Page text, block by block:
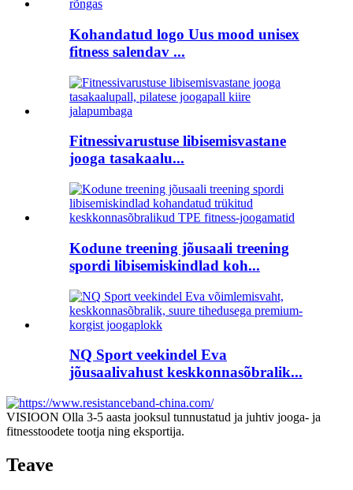
Kohandatud logo Uus mood unisex
fitness salendav ...
Fitnessivarustuse libisemisvastane
jooga tasakaalu...
Kodune treening jõusaali treening
spordi libisemiskindlad koh...
NQ Sport veekindel Eva
jõusaalivahust keskkonnasõbralik...
VISIOON Olla 3-5 aasta jooksul tunnustatud ja juhtiv jooga- ja
fitnesstoodete tootja ning eksportija.
Teave